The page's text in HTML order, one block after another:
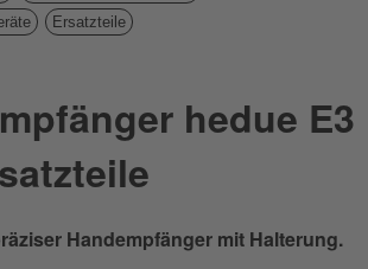
Ersatzteile
hedue E3
Handempfänger mit Halterung.